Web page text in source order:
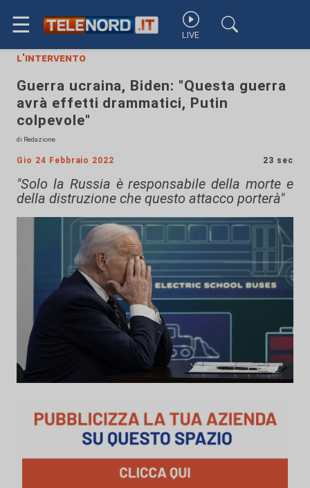
☰ LIVE
l'intervento
Guerra ucraina, Biden: "Questa guerra
avrà effetti drammatici, Putin
colpevole"
di Redazione
Gio 24 Febbraio 2022 23 sec
"Solo la Russia è responsabile della morte e
della distruzione che questo attacco porterà"